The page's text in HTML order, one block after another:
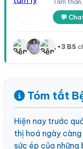
💬
+3 BS
Tóm tắt
Hiện nay trước
thị hoá ngày
sức ép của